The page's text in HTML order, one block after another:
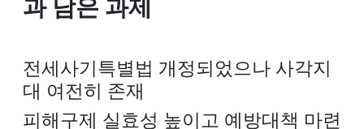
전세사기특별법 개정되었으나 사각지
대 여전히 존재
피해구제 실효성 높이고 예방대책 마련